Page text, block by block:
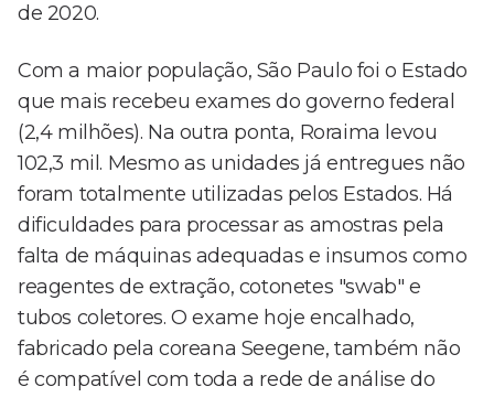
de 2020.
Com a maior população, São Paulo foi o Estado
que mais recebeu exames do governo federal
(2,4 milhões). Na outra ponta, Roraima levou
102,3 mil. Mesmo as unidades já entregues não
foram totalmente utilizadas pelos Estados. Há
dificuldades para processar as amostras pela
falta de máquinas adequadas e insumos como
reagentes de extração, cotonetes "swab" e
tubos coletores. O exame hoje encalhado,
fabricado pela coreana Seegene, também não
é compatível com toda a rede de análise do